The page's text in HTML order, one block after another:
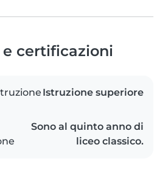
e certificazioni
Istruzione superiore
Sono al quinto anno di
liceo classico.